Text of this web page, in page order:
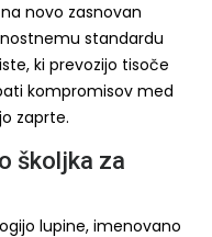
novo zasnovan
standardu
ki prevozijo tisoče
kompromisov med
zaprte.
školjka za
lupine, imenovano